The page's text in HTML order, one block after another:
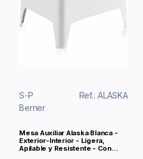
S-P
Berner
Ref.: ALASKA
Mesa Auxiliar Alaska Blanca -
Exterior-Interior - Ligera,
Apilable y Resistente - Con...